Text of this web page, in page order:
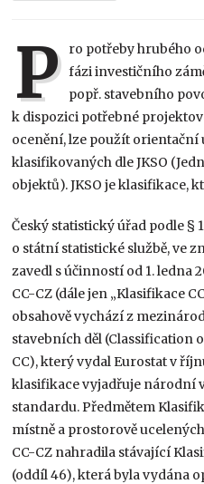
P ro potřeby hrubého
fázi investičního
popř. stavebního
k dispozici potřebné
ocenění, lze použít
klasifikovaných dle JKSO
objektů). JKSO je klasifikace,
Český statistický úřad podle §
o státní statistické službě, ve
zavedl s účinností od 1. ledna
CC-CZ (dále jen „Klasifikace
obsahově vychází z
stavebních děl (Classification
CC), který vydal Eurostat v
klasifikace vyjadřuje národní
standardu. Předmětem
místně a prostorově
CC-CZ nahradila stávající
(oddíl 46), která byla vydána